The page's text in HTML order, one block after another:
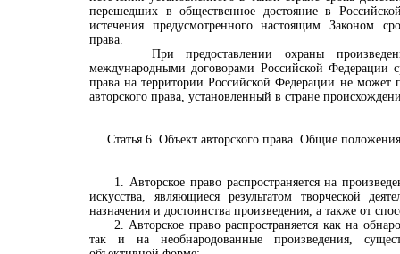
перешедших в общественное достояние в
истечения предусмотренного настоящим Законом
права.
При предоставлении охраны
международными договорами Российской Федерации
права на территории Российской Федерации не может
авторского права, установленный в стране
Статья 6. Объект авторского права. Общие положения
1. Авторское право распространяется на
искусства, являющиеся результатом творческой
назначения и достоинства произведения, а также от
2. Авторское право распространяется как на
так и на необнародованные произведения,